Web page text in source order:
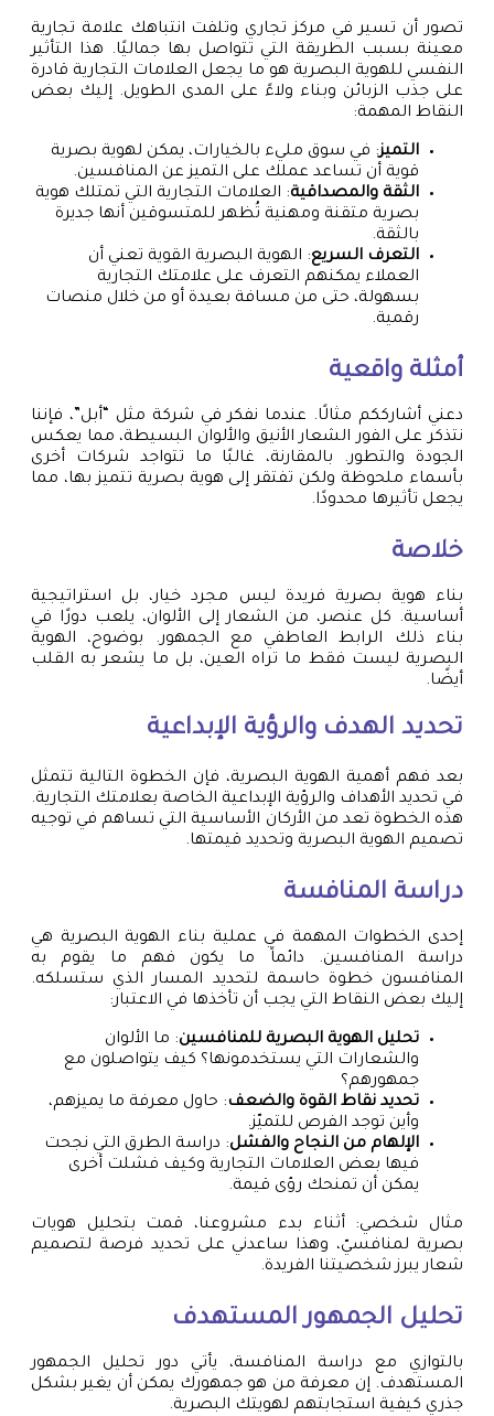
تصور أن تسير في مركز تجاري وتلفت انتباهك علامة تجارية
معينة بسبب الطريقة التي تتواصل بها جماليًا. هذا التأثير
النفسي للهوية البصرية هو ما يجعل العلامات التجارية قادرة
على جذب الزبائن وبناء ولاءً على المدى الطويل. إليك بعض
النقاط المهمة:
التميز: في سوق مليء بالخيارات، يمكن لهوية بصرية
قوية أن تساعد عملك على التميز عن المنافسين.
الثقة والمصداقية: العلامات التجارية التي تمتلك هوية
بصرية متقنة ومهنية تُظهر للمتسوقين أنها جديرة
بالثقة.
التعرف السريع: الهوية البصرية القوية تعني أن
العملاء يمكنهم التعرف على علامتك التجارية
بسهولة، حتى من مسافة بعيدة أو من خلال منصات
رقمية.
أمثلة واقعية
دعني أشارككم مثالًا. عندما نفكر في شركة مثل “أبل”، فإننا
نتذكر على الفور الشعار الأنيق والألوان البسيطة، مما يعكس
الجودة والتطور. بالمقارنة، غالبًا ما تتواجد شركات أخرى
بأسماء ملحوظة ولكن تفتقر إلى هوية بصرية تتميز بها، مما
يجعل تأثيرها محدودًا.
خلاصة
بناء هوية بصرية فريدة ليس مجرد خيار، بل استراتيجية
أساسية. كل عنصر، من الشعار إلى الألوان، يلعب دورًا في
بناء ذلك الرابط العاطفي مع الجمهور. بوضوح، الهوية
البصرية ليست فقط ما تراه العين، بل ما يشعر به القلب
أيضًا.
تحديد الهدف والرؤية الإبداعية
بعد فهم أهمية الهوية البصرية، فإن الخطوة التالية تتمثل
في تحديد الأهداف والرؤية الإبداعية الخاصة بعلامتك التجارية.
هذه الخطوة تعد من الأركان الأساسية التي تساهم في توجيه
تصميم الهوية البصرية وتحديد قيمتها.
دراسة المنافسة
إحدى الخطوات المهمة في عملية بناء الهوية البصرية هي
دراسة المنافسين. دائماً ما يكون فهم ما يقوم به
المنافسون خطوة حاسمة لتحديد المسار الذي ستسلكه.
إليك بعض النقاط التي يجب أن تأخذها في الاعتبار:
تحليل الهوية البصرية للمنافسين: ما الألوان
والشعارات التي يستخدمونها؟ كيف يتواصلون مع
جمهورهم؟
تحديد نقاط القوة والضعف: حاول معرفة ما يميزهم،
وأين توجد الفرص للتميّز.
الإلهام من النجاح والفشل: دراسة الطرق التي نجحت
فيها بعض العلامات التجارية وكيف فشلت أخرى
يمكن أن تمنحك رؤى قيمة.
مثال شخصي: أثناء بدء مشروعنا، قمت بتحليل هويات
بصرية لمنافسيّ، وهذا ساعدني على تحديد فرصة لتصميم
شعار يبرز شخصيتنا الفريدة.
تحليل الجمهور المستهدف
بالتوازي مع دراسة المنافسة، يأتي دور تحليل الجمهور
المستهدف. إن معرفة من هو جمهورك يمكن أن يغير بشكل
جذري كيفية استجابتهم لهويتك البصرية.